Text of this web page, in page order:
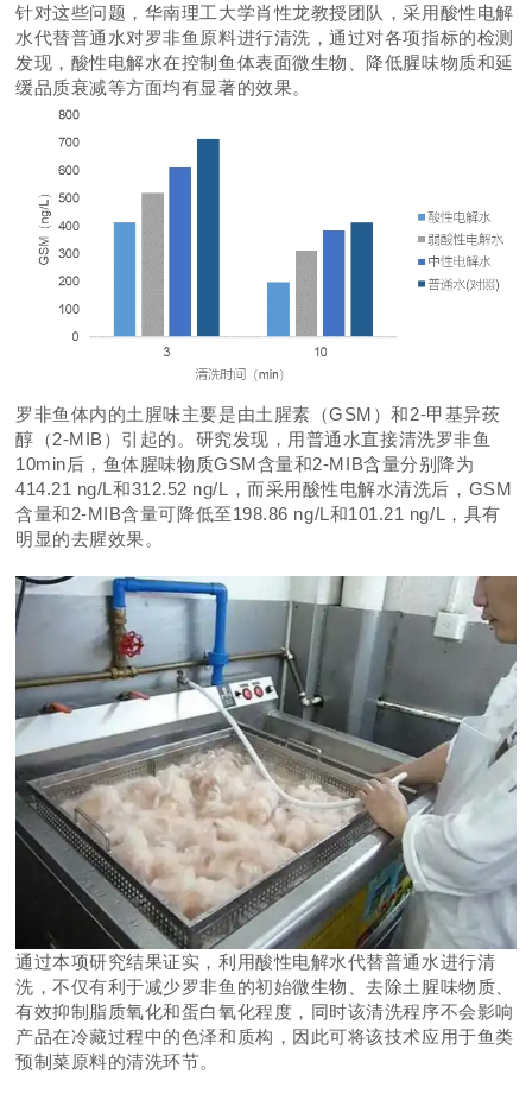
针对这些问题，华南理工大学肖性龙教授团队，采用酸性电解
水代替普通水对罗非鱼原料进行清洗，通过对各项指标的检测
发现，酸性电解水在控制鱼体表面微生物、降低腥味物质和延
缓品质衰减等方面均有显著的效果。
罗非鱼体内的土腥味主要是由土腥素（GSM）和2-甲基异莰
醇（2-MIB）引起的。研究发现，用普通水直接清洗罗非鱼
10min后，鱼体腥味物质GSM含量和2-MIB含量分别降为
414.21 ng/L和312.52 ng/L，而采用酸性电解水清洗后，GSM
含量和2-MIB含量可降低至198.86 ng/L和101.21 ng/L，具有
明显的去腥效果。
通过本项研究结果证实，利用酸性电解水代替普通水进行清
洗，不仅有利于减少罗非鱼的初始微生物、去除土腥味物质、
有效抑制脂质氧化和蛋白氧化程度，同时该清洗程序不会影响
产品在冷藏过程中的色泽和质构，因此可将该技术应用于鱼类
预制菜原料的清洗环节。